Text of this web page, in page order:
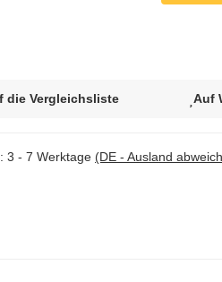
die Vergleichsliste Auf
3 - 7 Werktage (DE - Ausland